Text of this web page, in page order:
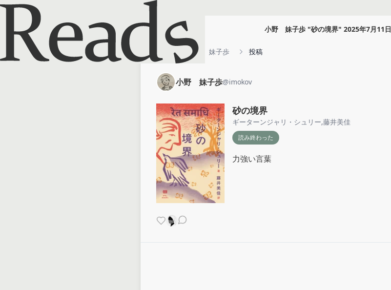
小野 妹子歩 "砂の境界" 2025年7月11日
小野 妹子歩 投稿
小野 妹子歩@imokov
砂の境界
ギーターンジャリ・シュリー,藤井美佳
読み終わった
力強い言葉